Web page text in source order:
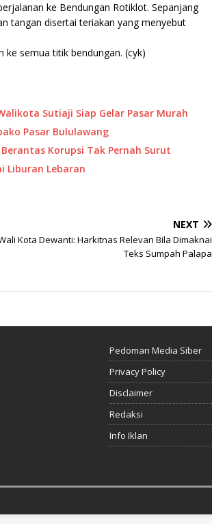
ke Bendungan Rotiklot. Sepanjang
tangan disertai teriakan yang menyebut
ke semua titik bendungan. (cyk)
Sutiaji Siap Gelar Pasar Murah
Pasar Bululawang
Korupsi Tak Pernah Surut
Liburan Lebaran
NEXT
Kota Dewanti: Harkitnas Relevan Bila Dimaknai
Teks Sumpah Palapa
Pedoman Media Siber
Privacy Policy
Disclaimer
Redaksi
Info Iklan